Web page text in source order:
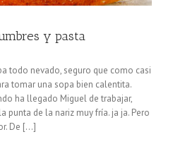
y pasta
todo nevado, seguro que como casi
tomar una sopa bien calentita.
ha llegado Miguel de trabajar,
punta de la nariz muy fría. ja ja. Pero
De [...]